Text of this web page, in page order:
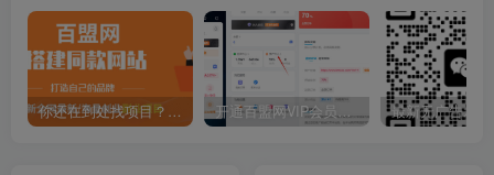
你还在到处找项目？还在当韭菜？我靠卖项目一个月收入5万+，曾经我也是个失败者。 开通百盟网VIP会员，尊享全站资源免费下载，享70%的推广提成！！【限时五折优惠】